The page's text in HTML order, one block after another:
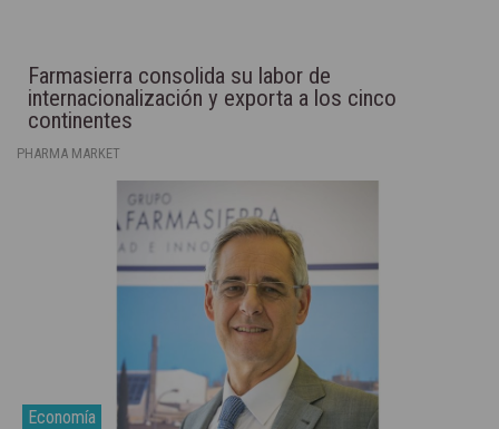
Farmasierra consolida su labor de
internacionalización y exporta a los cinco
continentes
PHARMA MARKET
Economía